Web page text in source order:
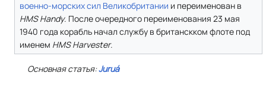
военно-морских сил Великобритании и переименован в
HMS Handy. После очередного переименования 23 мая
1940 года корабль начал службу в британскком флоте под
именем HMS Harvester.
Основная статья:Juruá